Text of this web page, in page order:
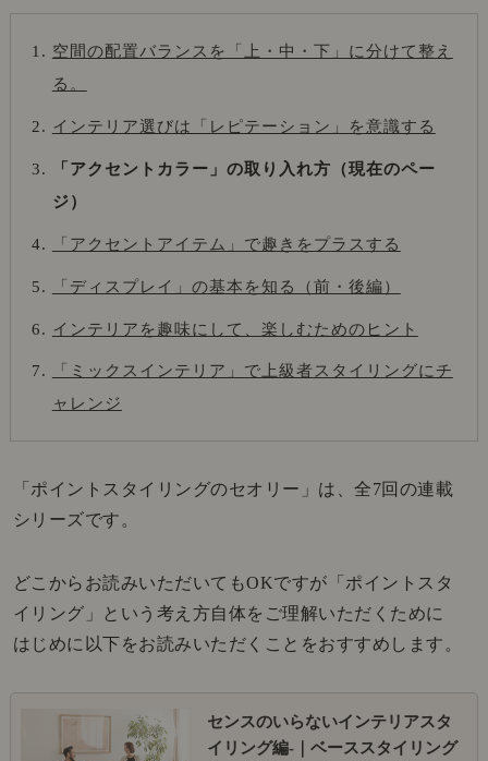
空間の配置バランスを「上・中・下」に分けて整え
る。
インテリア選びは「レピテーション」を意識する
「アクセントカラー」の取り入れ方（現在のペー
ジ）
「アクセントアイテム」で趣きをプラスする
「ディスプレイ」の基本を知る（前・後編）
インテリアを趣味にして、楽しむためのヒント
「ミックスインテリア」で上級者スタイリングにチ
ャレンジ
「ポイントスタイリングのセオリー」は、全7回の連載
シリーズです。
どこからお読みいただいてもOKですが「ポイントスタ
イリング」という考え方自体をご理解いただくために
はじめに以下をお読みいただくことをおすすめします。
センスのいらないインテリアスタ
イリング編-｜ベーススタイリング